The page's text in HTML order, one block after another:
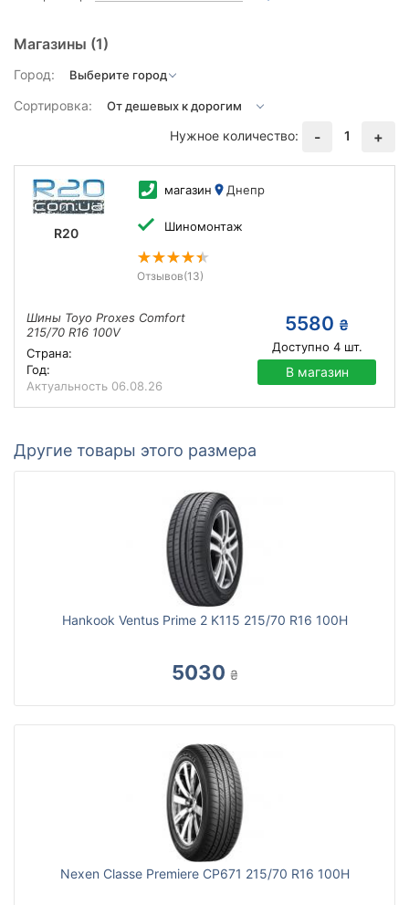
Магазины (1)
Город:
Сортировка:
Нужное количество:
- 1 +
R20
магазин Днепр
Шиномонтаж
Отзывов(13)
Шины Toyo Proxes Comfort
215/70 R16 100V
Страна:
Год:
Актуальность 06.08.26
5580 ₴
Доступно 4шт.
В магазин
Другие товары этого размера
Hankook Ventus Prime 2 K115 215/70 R16 100H
5030 ₴
Nexen Classe Premiere CP671 215/70 R16 100H